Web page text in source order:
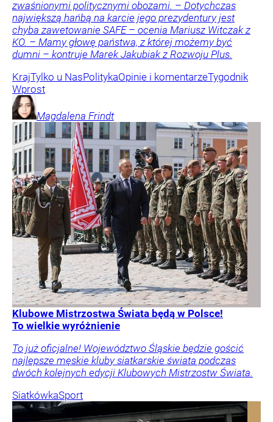
zwaśnionymi politycznymi obozami. – Dotychczas
największą hańbą na karcie jego prezydentury jest
chyba zawetowanie SAFE – ocenia Mariusz Witczak z
KO. – Mamy głowę państwa, z której możemy być
dumni – kontruje Marek Jakubiak z Rozwoju Plus.
KrajTylko u NasPolitykaOpinie i komentarzeTygodnik
Wprost
Magdalena Frindt
Klubowe Mistrzostwa Świata będą w Polsce!
To wielkie wyróżnienie
To już oficjalne! Województwo Śląskie będzie gościć
najlepsze męskie kluby siatkarskie świata podczas
dwóch kolejnych edycji Klubowych Mistrzostw Świata.
SiatkówkaSport